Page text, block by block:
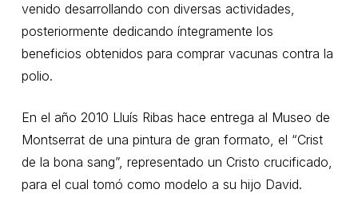
venido desarrollando con diversas actividades,
posteriormente dedicando íntegramente los
beneficios obtenidos para comprar vacunas contra la
polio.
En el año 2010 Lluís Ribas hace entrega al Museo de
Montserrat de una pintura de gran formato, el “Crist
de la bona sang”, representado un Cristo crucificado,
para el cual tomó como modelo a su hijo David.